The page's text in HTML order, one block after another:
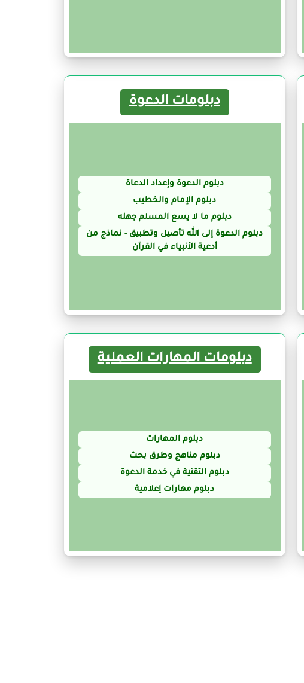
دبلومات الدعوة
دبلوم الدعوة وإعداد الدعاة
دبلوم الإمام والخطيب
دبلوم ما لا يسع المسلم جهله
دبلوم الدعوة إلى الله تأصيل وتطبيق - نماذج من
أدعية الأنبياء في القرآن
دبلومات المهارات العملية
دبلوم المهارات
دبلوم مناهج وطرق بحث
دبلوم التقنية في خدمة الدعوة
دبلوم مهارات إعلامية